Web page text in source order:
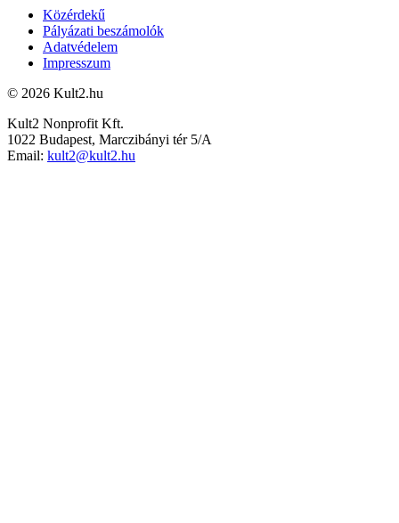
Közérdekű
Pályázati beszámolók
Adatvédelem
Impresszum
© 2026 Kult2.hu
Kult2 Nonprofit Kft.
1022 Budapest, Marczibányi tér 5/A
Email: kult2@kult2.hu